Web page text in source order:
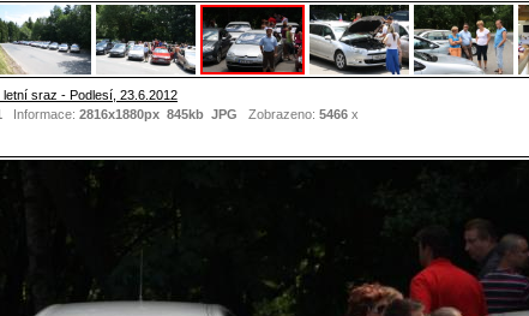
letní sraz - Podlesí, 23.6.2012
Informace: 2816x1880px 845kb JPG Zobrazeno: 5466 x